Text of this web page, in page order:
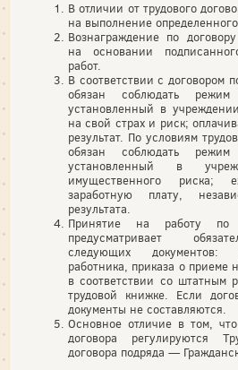
В отличии от трудового
на выполнение
Вознаграждение по
на основании
работ.
В соответствии с договором
обязан соблюдать
установленный в
на свой страх и риск;
результат. По условиям
обязан соблюдать
установленный в
имущественного риска;
заработную плату,
результата.
Принятие на работу по
предусматривает
следующих документов:
работника, приказа о приеме
в соответствии со штатным
трудовой книжке. Если
документы не составляются.
Основное отличие в том,
договора регулируются
договора подряда —